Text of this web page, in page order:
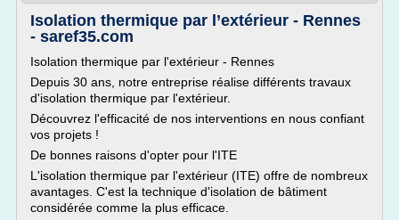
Isolation thermique par l’extérieur - Rennes
- saref35.com
Isolation thermique par l'extérieur - Rennes
Depuis 30 ans, notre entreprise réalise différents travaux
d'isolation thermique par l'extérieur.
Découvrez l'efficacité de nos interventions en nous confiant
vos projets !
De bonnes raisons d'opter pour l'ITE
L'isolation thermique par l'extérieur (ITE) offre de nombreux
avantages. C'est la technique d'isolation de bâtiment
considérée comme la plus efficace.